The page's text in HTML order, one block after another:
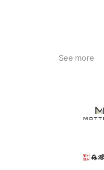
See more